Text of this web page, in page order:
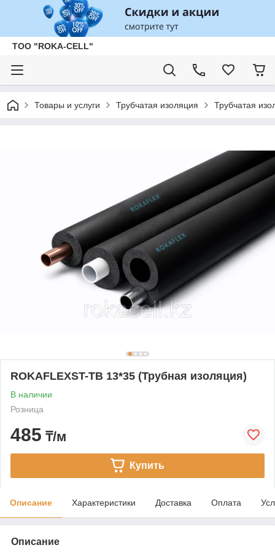
ТОО "ROKA-CELL"
Товары и услуги Трубчатая изоляция Трубчатая
ROKAFLEXST-TB 13*35 (Трубная изоляция)
В наличии
Розница
485 ₸/м
Купить
Описание Характеристики Доставка Оплата
Описание